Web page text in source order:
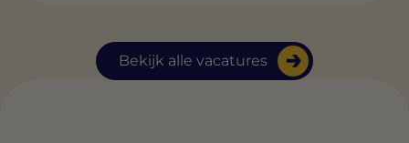
Bekijk alle vacatures